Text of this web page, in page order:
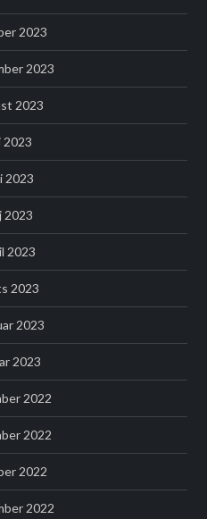
2023
2023
2023
2023
2023
2023
2023
2023
2023
2023
2022
2022
2022
2022